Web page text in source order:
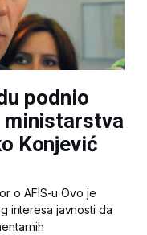
podnio
ministarstva
Konjević
o AFIS-u Ovo je
interesa javnosti da